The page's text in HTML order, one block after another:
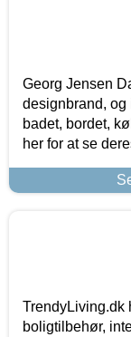
Georg Jensen
designbrand, og
badet, bordet,
her for at se
TrendyLiving.dk
boligtilbehør,